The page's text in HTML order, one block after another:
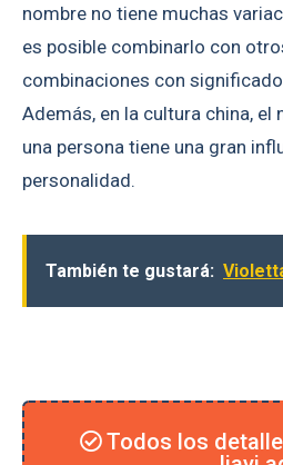
nombre no tiene muchas
es posible combinarlo con
combinaciones con
Además, en la cultura china, el
una persona tiene una gran
personalidad.
También te gustará:
Todos los